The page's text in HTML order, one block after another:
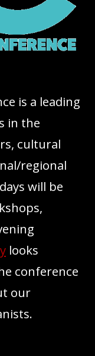
is a leading
in the
cultural
regional
will be
looks
conference
our